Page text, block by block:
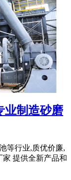
业制造砂磨
等行业,质优价廉,
提供全新产品和